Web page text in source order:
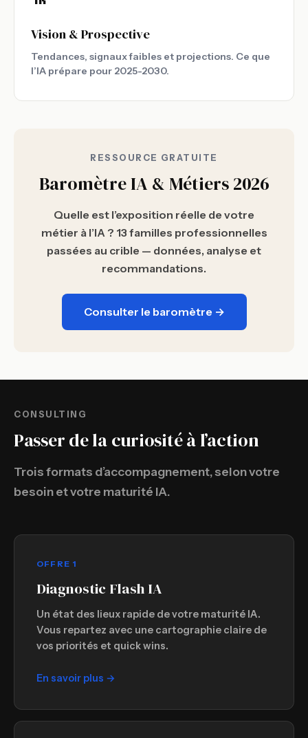
Vision & Prospective
Tendances, signaux faibles et projections. Ce que
l’IA prépare pour 2025-2030.
RESSOURCE GRATUITE
Baromètre IA & Métiers 2026
Quelle est l’exposition réelle de votre
métier à l’IA ? 13 familles professionnelles
passées au crible — données, analyse et
recommandations.
Consulter le baromètre →
CONSULTING
Passer de la curiosité à l’action
Trois formats d’accompagnement, selon votre
besoin et votre maturité IA.
OFFRE 1
Diagnostic Flash IA
Un état des lieux rapide de votre maturité IA.
Vous repartez avec une cartographie claire de
vos priorités et quick wins.
En savoir plus →